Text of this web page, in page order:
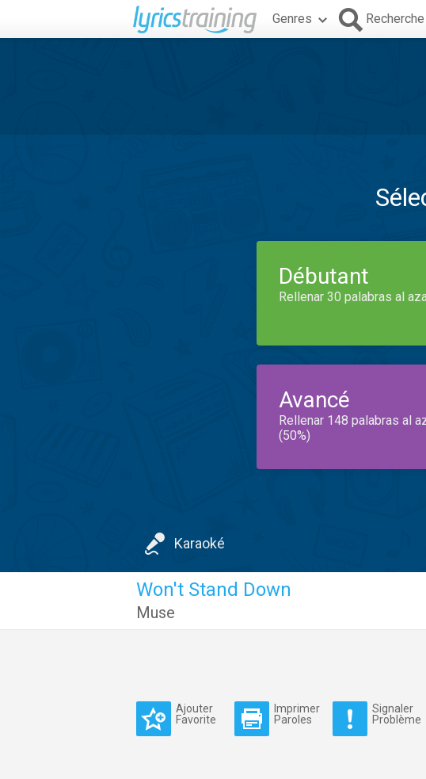
Genres Recherche
Débutant
Rellenar 30 palabras al
Avancé
Rellenar 148 palabras al
(50%)
Karaoké
Won't Stand Down
Muse
Ajouter
Favorite
Imprimer
Paroles
Signaler
Problème